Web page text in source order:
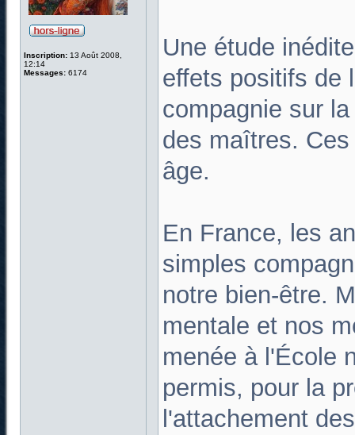
Inscription: 13 Août 2008,
12:14
Messages: 6174
Une étude
effets positifs de
compagnie sur
des maîtres.
âge.
En France, les
simples
notre bien-être.
mentale et nos
menée à l'École
permis, pour la
l'attachement